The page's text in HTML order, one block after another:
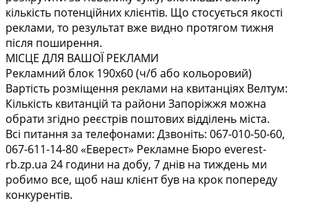
кількість потенційних клієнтів. Що стосується якості
реклами, то результат вже видно протягом тижня
після поширення.
МІСЦЕ ДЛЯ ВАШОЇ РЕКЛАМИ
Рекламний блок 190х60 (ч/б або кольоровий)
Вартість розміщення реклами на квитанціях Велтум:
Кількість квитанцій та райони Запоріжжя можна
обрати згідно реєстрів поштових відділень міста.
Всі питання за телефонами: Дзвоніть: 067-010-50-60,
067-611-14-80 «Еверест» Рекламне Бюро everest-
rb.zp.ua 24 години на добу, 7 днів на тиждень ми
робимо все, щоб наш клієнт був на крок попереду
конкурентів.